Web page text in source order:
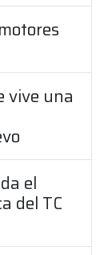
vive una
el
del TC